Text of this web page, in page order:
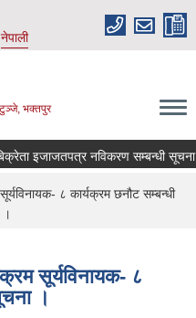
नेपाली
भक्तपुर
इजाजतपत्र नविकरण सम्बन्धी सूचना !
८ कार्यक्रम छनौट सम्बन्धी
।
सूर्यविनायक- ८
।